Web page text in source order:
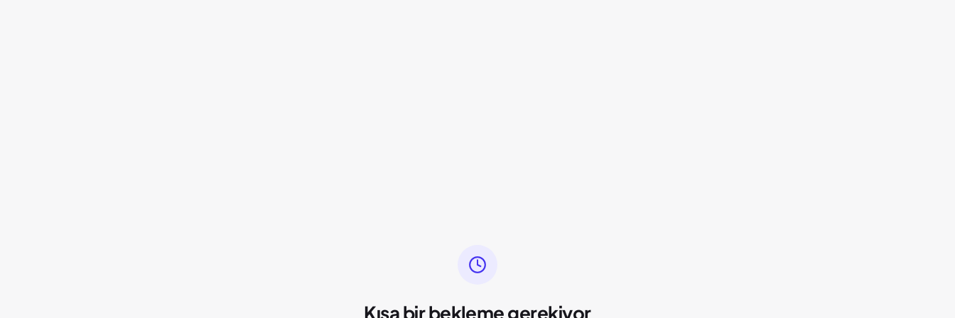
Kısa bir bekleme gerekiyor